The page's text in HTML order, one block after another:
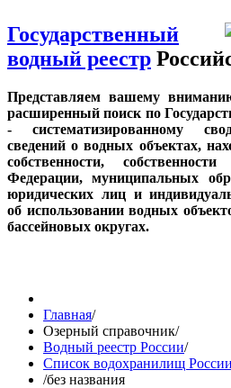
Государственный
водный реестр
Представляем вашему
расширенный поиск по
- систематизированному
сведений о водных объектах,
собственности,
Федерации, муниципальных
юридических лиц и
об использовании водных
бассейновых округах.
Главная/
Озерный справочник/
Водный реестр России/
Список водохранилищ России
/без названия